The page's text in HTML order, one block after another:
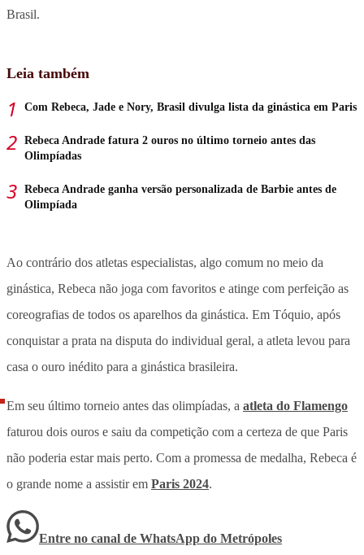
Brasil.
Leia também
Com Rebeca, Jade e Nory, Brasil divulga lista da ginástica em Paris
Rebeca Andrade fatura 2 ouros no último torneio antes das
Olimpíadas
Rebeca Andrade ganha versão personalizada de Barbie antes de
Olimpíada
Ao contrário dos atletas especialistas, algo comum no meio da
ginástica, Rebeca não joga com favoritos e atinge com perfeição as
coreografias de todos os aparelhos da ginástica. Em Tóquio, após
conquistar a prata na disputa do individual geral, a atleta levou para
casa o ouro inédito para a ginástica brasileira.
Em seu último torneio antes das olimpíadas, a atleta do Flamengo
faturou dois ouros e saiu da competição com a certeza de que Paris
não poderia estar mais perto. Com a promessa de medalha, Rebeca é
o grande nome a assistir em Paris 2024.
Entre no canal de WhatsApp do Metrópoles